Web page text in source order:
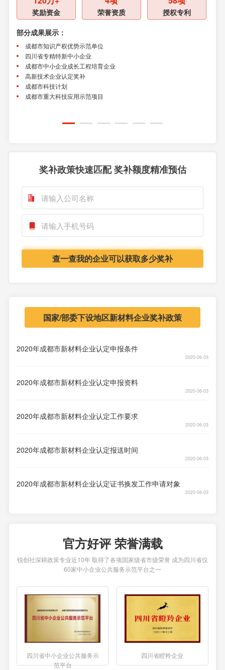
奖励资金 荣誉资质
授权专利
部分成果展示：
成都市知识产权优势示范单位
四川省专精特新中小企业
成都市中小企业成长工程培育企业
高新技术企业认定奖补
成都市科技计划
成都市重大科技应用示范项目
奖补政策快速匹配 奖补额度精准预估
查一查我的企业可以获取多少奖补
国家/部委下设地区新材料企业奖补政策
2020年成都市新材料企业认定申报条件
2020-06-03
2020年成都市新材料企业认定申报资料
2020-06-03
2020年成都市新材料企业认定工作要求
2020-06-03
2020年成都市新材料企业认定报送时间
2020-06-03
2020年成都市新材料企业认定证书换发工作申请对象
2020-06-03
官方好评 荣誉满载
锐创社深耕政策专业近10年 取得了各项国家级省市级荣誉 成为四川省仅
60家中小企业公共服务示范平台之一
四川省中小企业公共服务示
范平台
四川省瞪羚企业